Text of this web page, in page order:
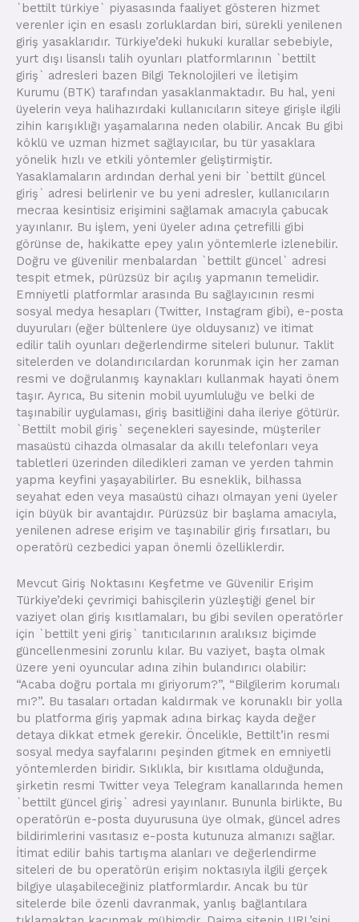
`bettilt türkiye` piyasasında faaliyet gösteren hizmet
verenler için en esaslı zorluklardan biri, sürekli yenilenen
giriş yasaklarıdır. Türkiye’deki hukuki kurallar sebebiyle,
yurt dışı lisanslı talih oyunları platformlarının `bettilt
giriş` adresleri bazen Bilgi Teknolojileri ve İletişim
Kurumu (BTK) tarafından yasaklanmaktadır. Bu hal, yeni
üyelerin veya halihazırdaki kullanıcıların siteye girişle ilgili
zihin karışıklığı yaşamalarına neden olabilir. Ancak Bu gibi
köklü ve uzman hizmet sağlayıcılar, bu tür yasaklara
yönelik hızlı ve etkili yöntemler geliştirmiştir.
Yasaklamaların ardından derhal yeni bir `bettilt güncel
giriş` adresi belirlenir ve bu yeni adresler, kullanıcıların
mecraa kesintisiz erişimini sağlamak amacıyla çabucak
yayınlanır. Bu işlem, yeni üyeler adına çetrefilli gibi
görünse de, hakikatte epey yalın yöntemlerle izlenebilir.
Doğru ve güvenilir menbalardan `bettilt güncel` adresi
tespit etmek, pürüzsüz bir açılış yapmanın temelidir.
Emniyetli platformlar arasında Bu sağlayıcının resmi
sosyal medya hesapları (Twitter, Instagram gibi), e-posta
duyuruları (eğer bültenlere üye olduysanız) ve itimat
edilir talih oyunları değerlendirme siteleri bulunur. Taklit
sitelerden ve dolandırıcılardan korunmak için her zaman
resmi ve doğrulanmış kaynakları kullanmak hayati önem
taşır. Ayrıca, Bu sitenin mobil uyumluluğu ve belki de
taşınabilir uygulaması, giriş basitliğini daha ileriye götürür.
`Bettilt mobil giriş` seçenekleri sayesinde, müşteriler
masaüstü cihazda olmasalar da akıllı telefonları veya
tabletleri üzerinden diledikleri zaman ve yerden tahmin
yapma keyfini yaşayabilirler. Bu esneklik, bilhassa
seyahat eden veya masaüstü cihazı olmayan yeni üyeler
için büyük bir avantajdır. Pürüzsüz bir başlama amacıyla,
yenilenen adrese erişim ve taşınabilir giriş fırsatları, bu
operatörü cezbedici yapan önemli özelliklerdir.
Mevcut Giriş Noktasını Keşfetme ve Güvenilir Erişim
Türkiye’deki çevrimiçi bahisçilerin yüzleştiği genel bir
vaziyet olan giriş kısıtlamaları, bu gibi sevilen operatörler
için `bettilt yeni giriş` tanıtıcılarının aralıksız biçimde
güncellenmesini zorunlu kılar. Bu vaziyet, başta olmak
üzere yeni oyuncular adına zihin bulandırıcı olabilir:
“Acaba doğru portala mı giriyorum?”, “Bilgilerim korumalı
mı?”. Bu tasaları ortadan kaldırmak ve korunaklı bir yolla
bu platforma giriş yapmak adına birkaç kayda değer
detaya dikkat etmek gerekir. Öncelikle, Bettilt’in resmi
sosyal medya sayfalarını peşinden gitmek en emniyetli
yöntemlerden biridir. Sıklıkla, bir kısıtlama olduğunda,
şirketin resmi Twitter veya Telegram kanallarında hemen
`bettilt güncel giriş` adresi yayınlanır. Bununla birlikte, Bu
operatörün e-posta duyurusuna üye olmak, güncel adres
bildirimlerini vasıtasız e-posta kutunuza almanızı sağlar.
İtimat edilir bahis tartışma alanları ve değerlendirme
siteleri de bu operatörün erişim noktasıyla ilgili gerçek
bilgiye ulaşabileceğiniz platformlardır. Ancak bu tür
sitelerde bile özenli davranmak, yanlış bağlantılara